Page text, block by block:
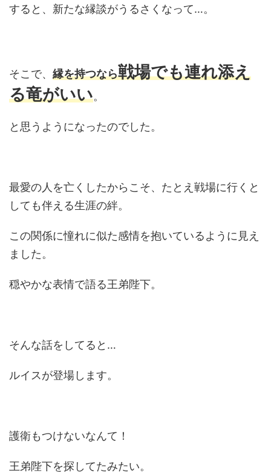
すると、新たな縁談がうるさくなって…。
そこで、 縁を持つなら戦場でも連れ添え
る竜がいい。
と思うようになったのでした。
最愛の人を亡くしたからこそ、たとえ戦場に行くと
しても伴える生涯の絆。
この関係に憧れに似た感情を抱いているように見え
ました。
穏やかな表情で語る王弟陛下。
そんな話をしてると…
ルイスが登場します。
護衛もつけないなんて！
王弟陛下を探してたみたい。